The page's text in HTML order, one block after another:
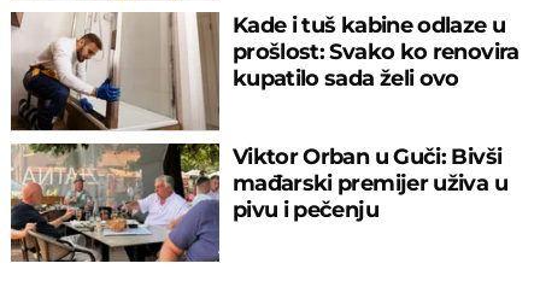
Kade i tuš kabine odlaze u
prošlost: Svako ko renovira
kupatilo sada želi ovo
Viktor Orban u Guči: Bivši
mađarski premijer uživa u
pivu i pečenju